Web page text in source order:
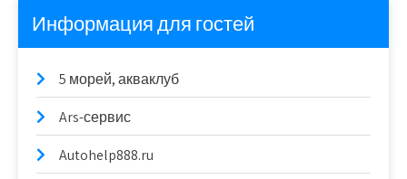
Информация для гостей
5 морей, акваклуб
Ars-сервис
Autohelp888.ru